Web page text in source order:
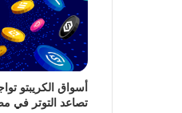
أسواق الكريبتو
تصاعد التوتر في